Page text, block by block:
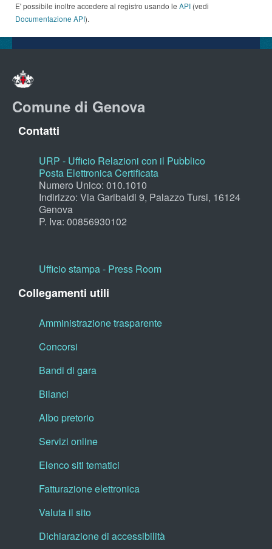
E' possibile inoltre accedere al registro usando le API (vedi
Documentazione API).
Comune di Genova
Contatti
URP - Ufficio Relazioni con il Pubblico
Posta Elettronica Certificata
Numero Unico: 010.1010
Indirizzo: Via Garibaldi 9, Palazzo Tursi, 16124
Genova
P. Iva: 00856930102
Ufficio stampa - Press Room
Collegamenti utili
Amministrazione trasparente
Concorsi
Bandi di gara
Bilanci
Albo pretorio
Servizi online
Elenco siti tematici
Fatturazione elettronica
Valuta il sito
Dichiarazione di accessibilità